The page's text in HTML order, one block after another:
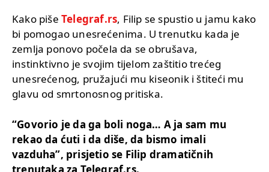
Kako piše Telegraf.rs, Filip se spustio u jamu kako
bi pomogao unesrećenima. U trenutku kada je
zemlja ponovo počela da se obrušava,
instinktivno je svojim tijelom zaštitio trećeg
unesrećenog, pružajući mu kiseonik i štiteći mu
glavu od smrtonosnog pritiska.
“Govorio je da ga boli noga… A ja sam mu
rekao da ćuti i da diše, da bismo imali
vazduha”, prisjetio se Filip dramatičnih
trenutaka za Telegraf.rs.